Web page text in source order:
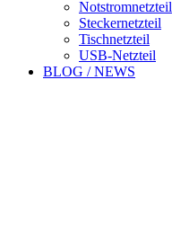
Notstromnetzteil
Steckernetzteil
Tischnetzteil
USB-Netzteil
BLOG / NEWS